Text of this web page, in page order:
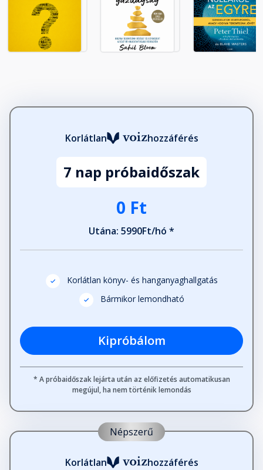
Nyolcadik fejezet: A KITARTÁS – A
kitartó erőfeszítés, amely hitet
ébreszt
Fejezet hossza: 00:55:21
Tizedik fejezet: A
Miért nem lesz sikeres
negyvenéves kora előtt az
emberek többsége?
Fejezet hossza: 00:31:27
Tizenegyedik fejezet: A
TUDATTALAN – Az összekötő
Tizenkettedik fejezet: AZ AGY – A
Fejezet hossza: 00:17:25
Tizenharmadik fejezet: A HATODIK
ÉRZÉK – A bölcsesség
templomának kapuja
Fejezet hossza: 00:31:49
Korlátlan hozzáférés
7 nap próbaidőszak
0 Ft
Utána: 5990Ft/hó *
Korlátlan könyv- és hanganyaghallgatás
Bármikor lemondható
Kipróbálom
* A próbaidőszak lejárta után az előfizetés automatikusan
megújul, ha nem történik lemondás
Népszerű
Korlátlan hozzáférés